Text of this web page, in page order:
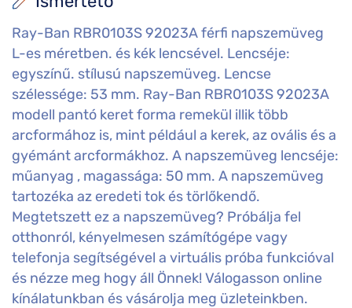
Ray-Ban RBR0103S 92023A férfi napszemüveg
L-es méretben. és kék lencsével. Lencséje:
egyszínű. stílusú napszemüveg. Lencse
szélessége: 53 mm. Ray-Ban RBR0103S 92023A
modell pantó keret forma remekül illik több
arcformához is, mint például a kerek, az ovális és a
gyémánt arcformákhoz. A napszemüveg lencséje:
műanyag , magassága: 50 mm. A napszemüveg
tartozéka az eredeti tok és törlőkendő.
Megtetszett ez a napszemüveg? Próbálja fel
otthonról, kényelmesen számítógépe vagy
telefonja segítségével a virtuális próba funkcióval
és nézze meg hogy áll Önnek! Válogasson online
kínálatunkban és vásárolja meg üzleteinkben.